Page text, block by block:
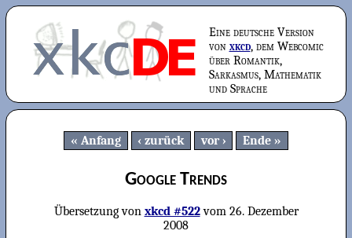
Eine deutsche Version
von xkcd, dem Webcomic
über Romantik,
Sarkasmus, Mathematik
und Sprache
Anfang zurück vor Ende
Google Trends
Übersetzung von xkcd #522vom 26. Dezember
2008